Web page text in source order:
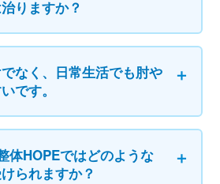
りますか？
なく、日常生活でも肘や
です。
体HOPEではどのような
られますか？